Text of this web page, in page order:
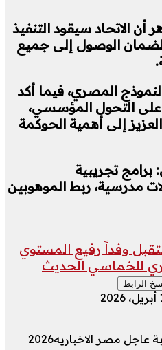
الاتحاد سيقود التنفيذ
الوصول إلى جميع
المصري، فيما أكد
التحول المؤسسي،
إلى أهمية الحوكمة
تجريبية
مدرسية، ربط الموهوبين
وفداً رفيع المستوي
للخماسي الحديث
الرابط
مصر الاخباريه2026